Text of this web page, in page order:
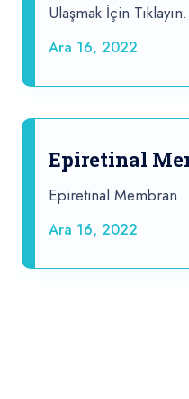
Ulaşmak İçin Tıklayın.
Ara 16, 2022
Epiretinal
Epiretinal Membran
Ara 16, 2022